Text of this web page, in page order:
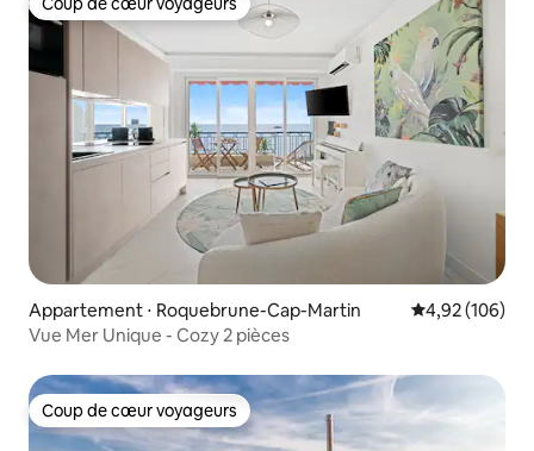
Coup de cœur voyageurs
Appartement ⋅ Roquebrune-Cap-Martin Évaluation
4,92 (106)
Vue Mer Unique - Cozy 2 pièces
Coup de cœur voyageurs
Coup de cœur voyageurs